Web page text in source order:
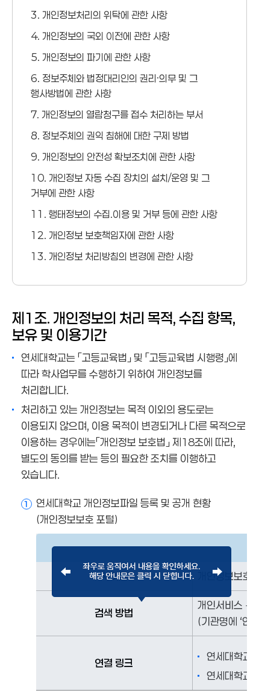
3. 개인정보처리의 위탁에 관한 사항
4. 개인정보의 국외 이전에 관한 사항
5. 개인정보의 파기에 관한 사항
6. 정보주체와 법정대리인의 권리·의무 및 그
행사방법에 관한 사항
7. 개인정보의 열람청구를 접수 처리하는 부서
8. 정보주체의 권익 침해에 대한 구제 방법
9. 개인정보의 안전성 확보조치에 관한 사항
10. 개인정보 자동 수집 장치의 설치/운영 및 그
거부에 관한 사항
11. 행태정보의 수집.이용 및 거부 등에 관한 사항
12. 개인정보 보호책임자에 관한 사항
13. 개인정보 처리방침의 변경에 관한 사항
제1조. 개인정보의 처리 목적, 수집 항목,
보유 및 이용기간
연세대학교는 「고등교육법」 및 「고등교육법 시행령」에
따라 학사업무를 수행하기 위하여 개인정보를
처리합니다.
처리하고 있는 개인정보는 목적 이외의 용도로는
이용되지 않으며, 이용 목적이 변경되거나 다른 목적으로
이용하는 경우에는「개인정보 보호법」 제18조에 따라,
별도의 동의를 받는 등의 필요한 조치를 이행하고
있습니다.
1
연세대학교 개인정보파일 등록 및 공개 현황
(개인정보보호 포털)
사이트 개인정보보
검색 방법
개인서비스 →
(기관명에 ‘연
연결 링크
연세대학교
연세대학교